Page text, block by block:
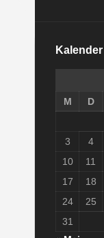
Kalender
M
D
3
4
10
11
17
18
24
25
31